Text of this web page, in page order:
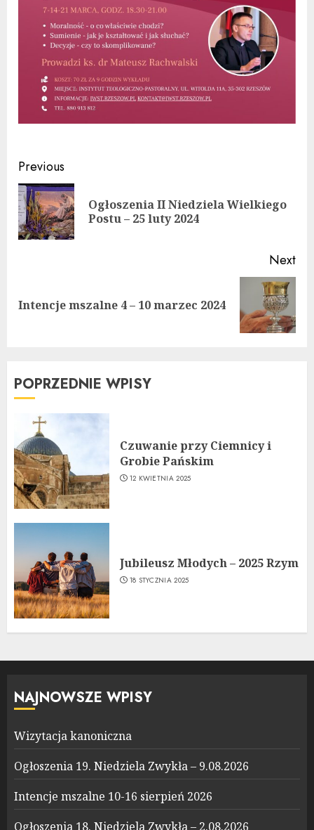
Continue
Reading
Previous
Ogłoszenia II Niedziela Wielkiego
Postu – 25 luty 2024
Next
Next
Intencje mszalne 4 – 10 marzec 2024
POPRZEDNIE WPISY
Czuwanie przy Ciemnicy i
Grobie Pańskim
12 KWIETNIA 2025
Jubileusz Młodych – 2025 Rzym
18 STYCZNIA 2025
NAJNOWSZE WPISY
Wizytacja kanoniczna
Ogłoszenia 19. Niedziela Zwykła – 9.08.2026
Intencje mszalne 10-16 sierpień 2026
Ogłoszenia 18. Niedziela Zwykła – 2.08.2026